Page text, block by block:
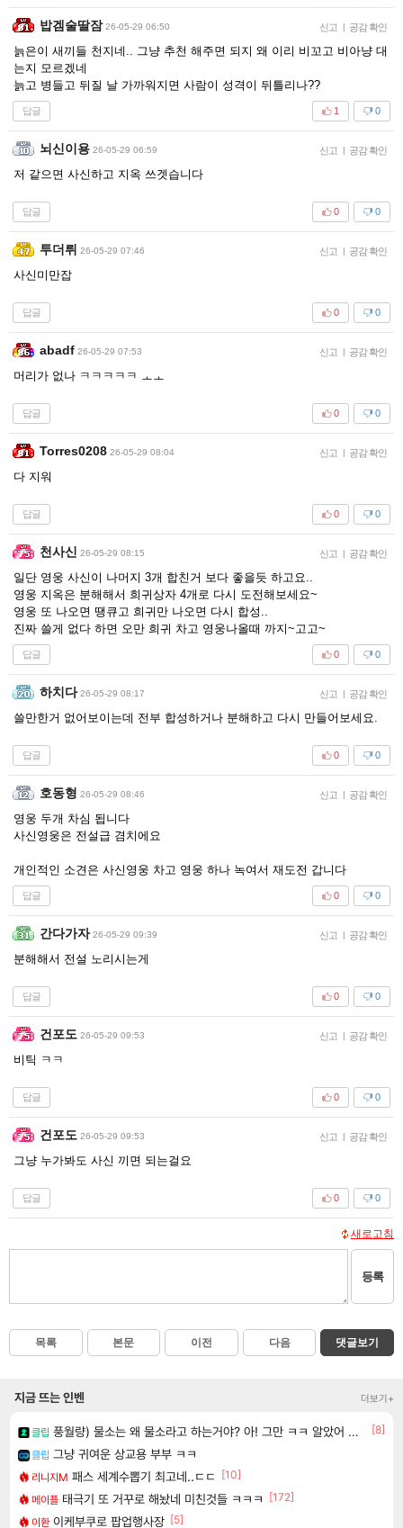
밥겜술딸잠 26-05-29 06:50 신고 | 공감 확인
늙은이 새끼들 천지네.. 그냥 추천 해주면 되지 왜 이리 비꼬고 비아냥 대
는지 모르겠네
늙고 병들고 뒤질 날 가까워지면 사람이 성격이 뒤틀리나??
답글 0
1
뇌신이용 26-05-29 06:59 신고 | 공감 확인
저 같으면 사신하고 지옥 쓰겟습니다
답글 0
0
투더뤼 26-05-29 07:46 신고 | 공감 확인
사신미만잡
답글 0
0
abadf 26-05-29 07:53 신고 | 공감 확인
머리가 없나 ㅋㅋㅋㅋㅋ ㅗㅗ
답글 0
0
Torres0208 26-05-29 08:04 신고 | 공감 확인
다 지워
답글 0
0
천사신 26-05-29 08:15 신고 | 공감 확인
일단 영웅 사신이 나머지 3개 합친거 보다 좋을듯 하고요..
영웅 지옥은 분해해서 희귀상자 4개로 다시 도전해보세요~
영웅 또 나오면 땡큐고 희귀만 나오면 다시 합성..
진짜 쓸게 없다 하면 오만 희귀 차고 영웅나올때 까지~고고~
답글 0
0
하치다 26-05-29 08:17 신고 | 공감 확인
쓸만한거 없어보이는데 전부 합성하거나 분해하고 다시 만들어보세요.
답글 0
0
호동형 26-05-29 08:46 신고 | 공감 확인
영웅 두개 차심 됩니다
사신영웅은 전설급 겸치에요
개인적인 소견은 사신영웅 차고 영웅 하나 녹여서 재도전 갑니다
답글 0
0
간다가자 26-05-29 09:39 신고 | 공감 확인
분해해서 전설 노리시는게
답글 0
0
건포도 26-05-29 09:53 신고 | 공감 확인
비틱 ㅋㅋ
답글 0
0
건포도 26-05-29 09:53 신고 | 공감 확인
그냥 누가봐도 사신 끼면 되는걸요
답글 0
0
새로고침
등록
목록 본문 이전 다음 댓글보기
지금 뜨는 인벤 더보기+
클립 풍월량) 물소는 왜 물소라고 하는거야? 아! 그만 ㅋㅋ 알았어 ㅋㅋ
[8]
클립 그냥 귀여운 상교용 부부 ㅋㅋ
리니지M 패스 세계수뽑기 최고네..ㄷㄷ
[10]
메이플 태극기 또 거꾸로 해놨네 미친것들 ㅋㅋㅋ
[172]
이환 이케부쿠로 팝업행사장 [5]